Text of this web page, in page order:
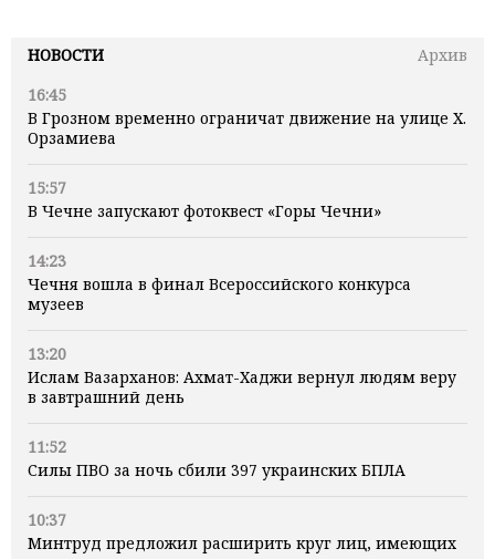
НОВОСТИ
Архив
16:45
В Грозном временно ограничат движение на улице Х.
Орзамиева
15:57
В Чечне запускают фотоквест «Горы Чечни»
14:23
Чечня вошла в финал Всероссийского конкурса
музеев
13:20
Ислам Вазарханов: Ахмат-Хаджи вернул людям веру
в завтрашний день
11:52
Силы ПВО за ночь сбили 397 украинских БПЛА
10:37
Минтруд предложил расширить круг лиц, имеющих